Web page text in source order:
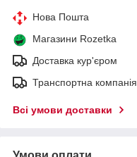
Нова Пошта
Магазини Rozetka
Доставка кур'єром
Транспортна компанія
Всі умови доставки